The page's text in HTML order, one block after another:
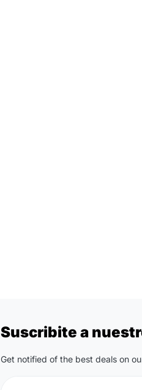
Suscribite a
Get notified of the best deals on